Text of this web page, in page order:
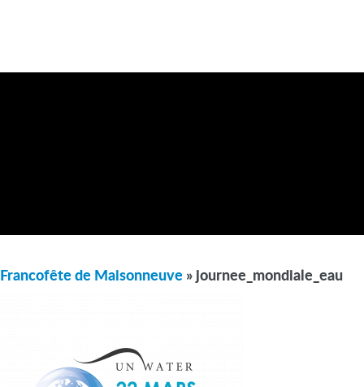
Francofête de Maisonneuve » journee_mondiale_eau